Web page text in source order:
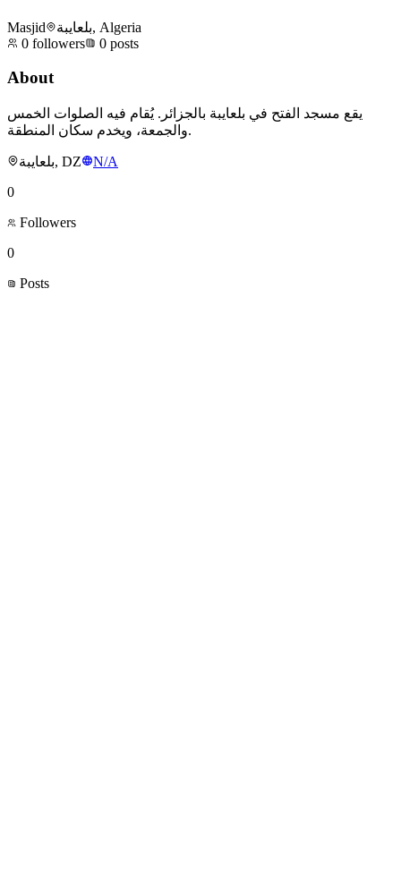
Masjid
بلعايبة, Algeria
0 followers 0 posts
About
يقع مسجد الفتح في بلعايبة بالجزائر. يُقام فيه الصلوات الخمس
والجمعة، ويخدم سكان المنطقة.
بلعايبة, DZ
N/A
0
Followers
0
Posts